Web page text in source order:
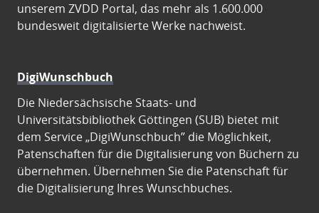
unserem ZVDD Portal, das mehr als 1.600.000
bundesweit digitalisierte Werke nachweist.
DigiWunschbuch
Die Niedersächsische Staats- und
Universitätsbibliothek Göttingen (SUB) bietet mit
dem Service „DigiWunschbuch” die Möglichkeit,
Patenschaften für die Digitalisierung von Büchern zu
übernehmen. Übernehmen Sie die Patenschaft für
die Digitalisierung Ihres Wunschbuches.